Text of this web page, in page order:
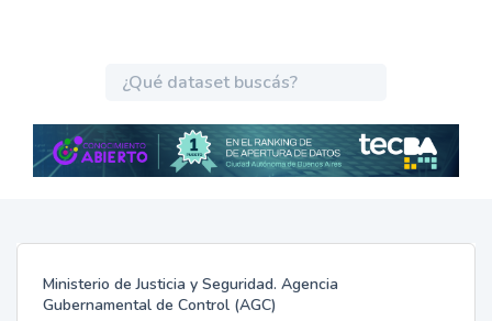
Ministerio de Justicia y Seguridad. Agencia
Gubernamental de Control (AGC)